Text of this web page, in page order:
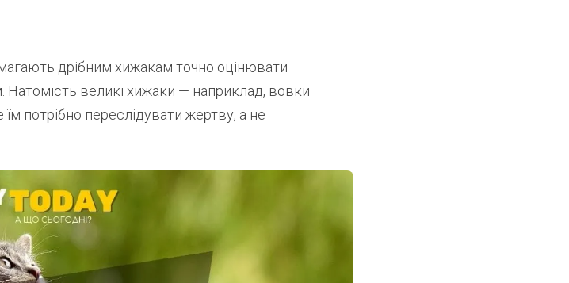
дрібним хижакам точно оцінювати
Натомість великі хижаки — наприклад, вовки
потрібно переслідувати жертву, а не